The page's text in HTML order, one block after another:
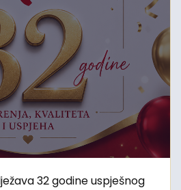
32 godine uspješnog